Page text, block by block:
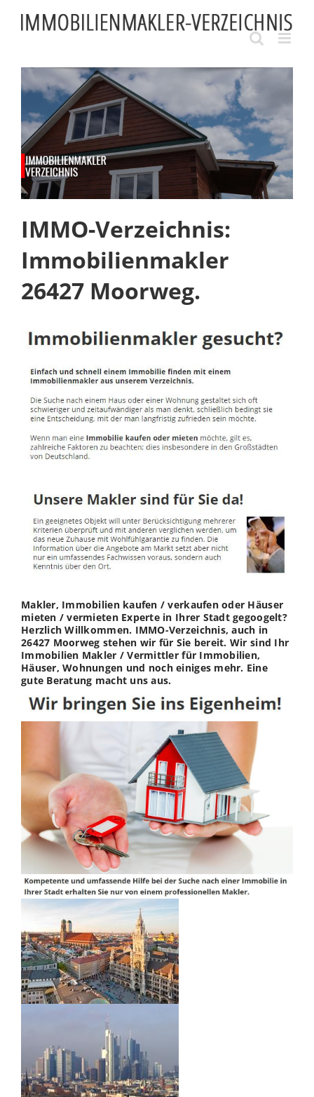
content
IMMO-Verzeichnis:
Immobilienmakler
26427 Moorweg.
Makler, Immobilien kaufen / verkaufen oder Häuser
mieten / vermieten Experte in Ihrer Stadt gegoogelt?
Herzlich Willkommen. IMMO-Verzeichnis, auch in
26427 Moorweg stehen wir für Sie bereit. Wir sind Ihr
Immobilien Makler / Vermittler für Immobilien,
Häuser, Wohnungen und noch einiges mehr. Eine
gute Beratung macht uns aus.